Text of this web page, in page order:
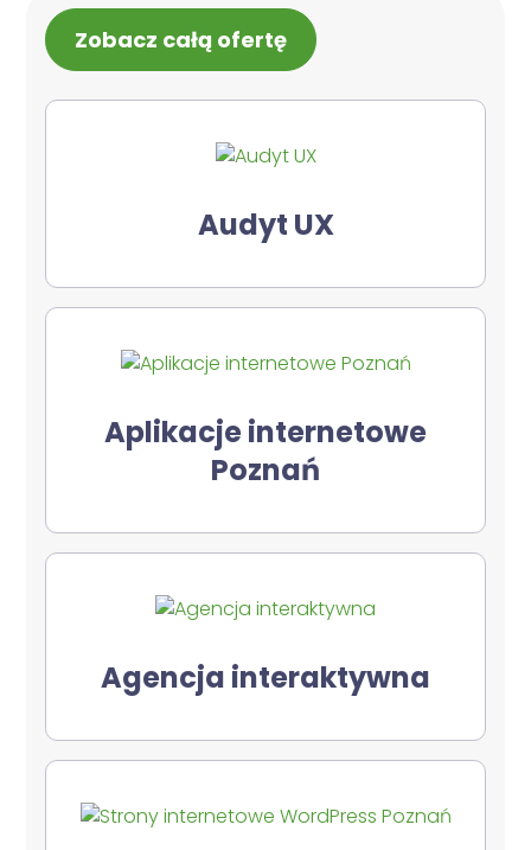
Zobacz całą ofertę
Audyt UX
Aplikacje internetowe
Poznań
Agencja interaktywna